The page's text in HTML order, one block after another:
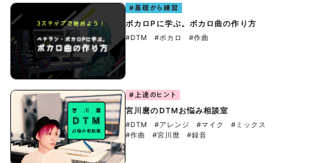
#基礎から練習
ボカロPに学ぶ。ボカロ曲の作り方
#DTM #ボカロ #作曲
#上達のヒント
宮川麿のDTMお悩み相談室
#DTM #アレンジ #マイク
#ミックス
#作曲
#宮川麿 #録音